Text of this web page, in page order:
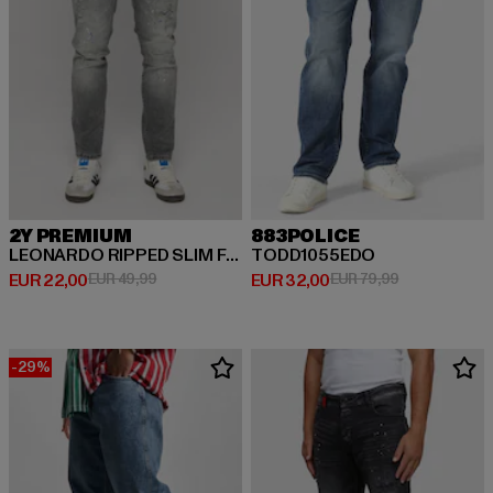
2Y PREMIUM
LEONARDO RIPPED SLIM FIT JEANS
EUR 22,00
Huidige prijs: EUR 22,00
EUR 49,99Actieprijs: EUR 49,99
883POLICE
TODD1055EDO
EUR 32,00
Huidige prijs: EUR 32,00
EUR 79,99Actieprijs:
-29%